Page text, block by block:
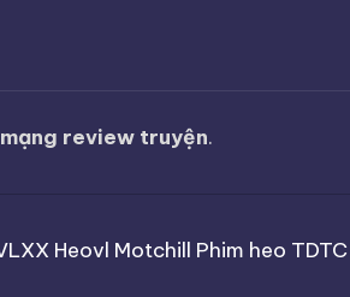
review truyện.
Heovl Motchill Phim heo TDTC